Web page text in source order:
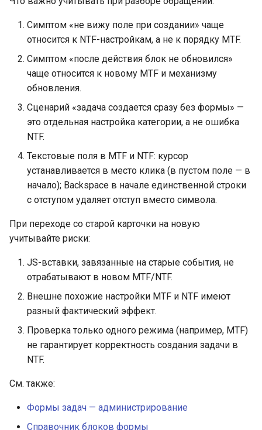
Симптом «не вижу поле при создании» чаще
относится к NTF-настройкам, а не к порядку MTF.
Симптом «после действия блок не обновился»
чаще относится к новому MTF и механизму
обновления.
Сценарий «задача создается сразу без формы» —
это отдельная настройка категории, а не ошибка
NTF.
Текстовые поля в MTF и NTF: курсор
устанавливается в место клика (в пустом поле — в
начало); Backspace в начале единственной строки
с отступом удаляет отступ вместо символа.
При переходе со старой карточки на новую
учитывайте риски:
JS-вставки, завязанные на старые события, не
отрабатывают в новом MTF/NTF.
Внешне похожие настройки MTF и NTF имеют
разный фактический эффект.
Проверка только одного режима (например, MTF)
не гарантирует корректность создания задачи в
NTF.
См. также:
Формы задач — администрирование
Справочник блоков формы